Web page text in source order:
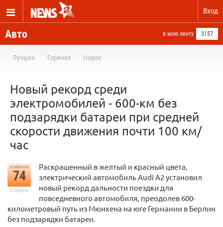
Вход
Авто в мою ленту 3157
Лучшее Горячее Новое
Новый рекорд среди
электромобилей - 600-км без
подзарядки батареи при средней
скорости движения почти 100 км/
час
отметили
74
в архиве
Раскрашенный в желтый и красный цвета,
электрический автомобиль Audi A2 установил
новый рекорд дальности поездки для
повседневного автомобиля, преодолев 600-
километровый путь из Мюнхена на юге Германии в Берлин
без подзарядки батареи.